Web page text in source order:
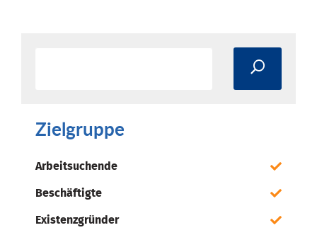
Zielgruppe
Arbeitsuchende
Beschäftigte
Existenzgründer